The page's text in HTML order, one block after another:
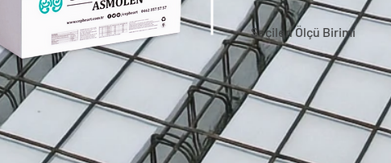
Seçilen Ölçü Birimi